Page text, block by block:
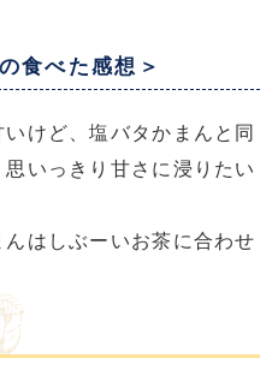
食べた感想＞
いけど、塩バタかまんと同
いっきり甘さに浸りたい
んはしぶーいお茶に合わせ